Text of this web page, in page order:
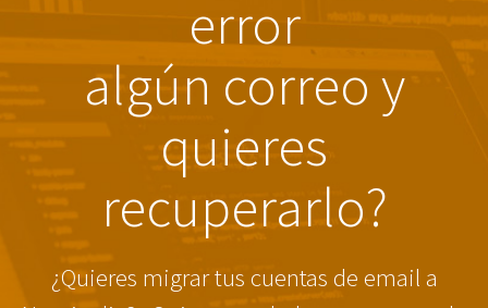
error
algún correo y
quieres
recuperarlo?
¿Quieres migrar tus cuentas de email a